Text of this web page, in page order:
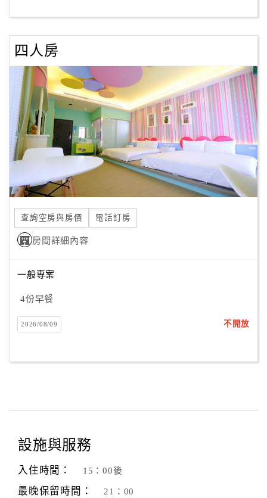
客
服
聯
單
Line
線
上
客
紅
利
查
訂
房
Q&A
請
款
四人房
查詢空房與房價 電話訂房
房間詳細內容
一般專案
4份早餐
2026/08/09 不開放
設施與服務
入住時間： 15：00後
最晚保留時間： 21：00